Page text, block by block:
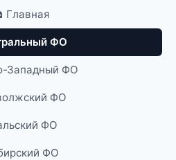
Главная
ФО
Западный ФО
ФО
ФО
ФО